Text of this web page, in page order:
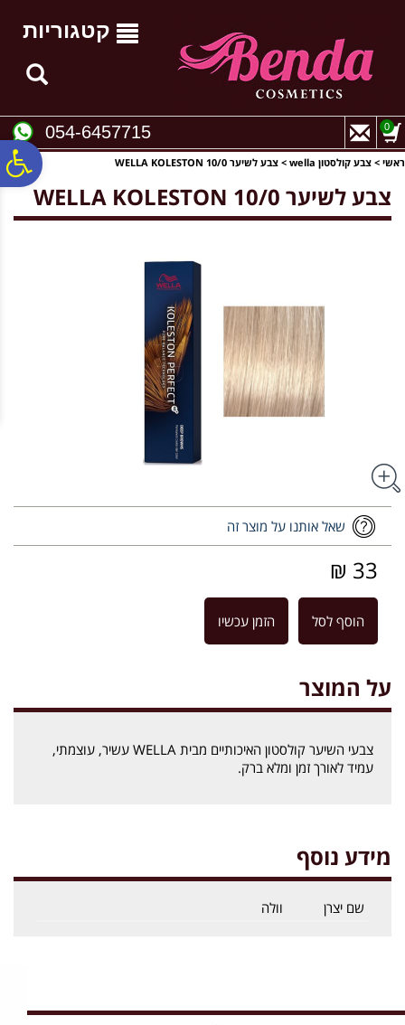
נגישות
קטגוריות
054-6457715 0
ראשי > צבע קולסטון wella > צבע לשיער WELLA KOLESTON 10/0
צבע לשיער WELLA KOLESTON 10/0
שאל אותנו על מוצר זה
33 ₪
הוסף לסל הזמן עכשיו
על המוצר
צבעי השיער קולסטון האיכותיים מבית WELLA עשיר, עוצמתי,
עמיד לאורך זמן ומלא ברק.
מידע נוסף
שם יצרן וולה